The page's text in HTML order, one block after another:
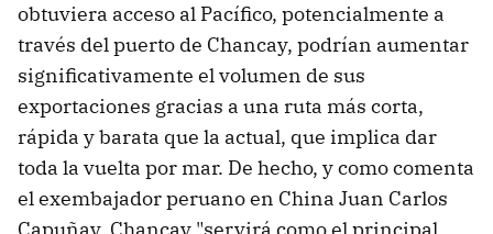
obtuviera acceso al Pacífico, potencialmente a
través del puerto de Chancay, podrían aumentar
significativamente el volumen de sus
exportaciones gracias a una ruta más corta,
rápida y barata que la actual, que implica dar
toda la vuelta por mar. De hecho, y como comenta
el exembajador peruano en China Juan Carlos